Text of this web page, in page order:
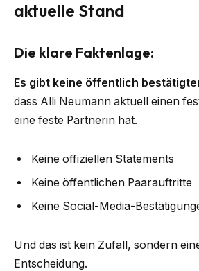
aktuelle Stand
Die klare Faktenlage:
Es gibt keine öffentlich
dass Alli Neumann aktuell einen
eine feste Partnerin hat.
Keine offiziellen Statements
Keine öffentlichen Paarauftritte
Keine Social-Media-
Und das ist kein Zufall, sondern
Entscheidung.